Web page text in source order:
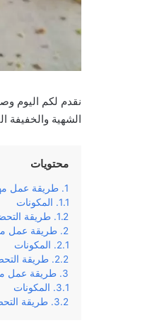
نقدم لكم اليوم
الشهية والخفيفة
محتويات
طريقة عمل
المكونات
طريقة
طريقة عمل
المكونات
طريقة
طريقة عمل
المكونات
طريقة